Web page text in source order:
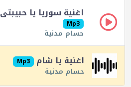
اغنية سوريا يا حبيبتى
Mp3
حسام مدنية
اغنية يا شام Mp3
حسام مدنية